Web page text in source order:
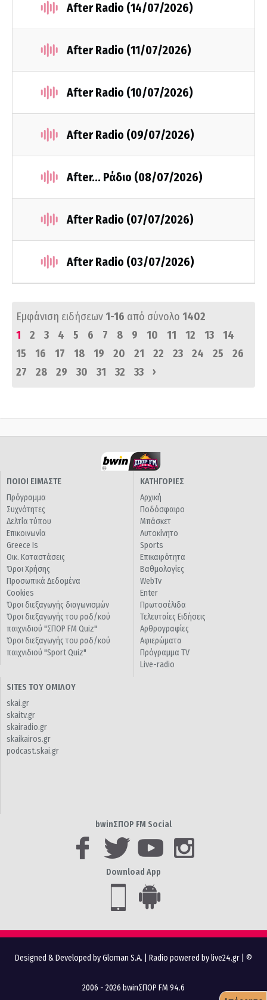
After Radio (14/07/2026)
After Radio (11/07/2026)
After Radio (10/07/2026)
After Radio (09/07/2026)
After... Ράδιο (08/07/2026)
After Radio (07/07/2026)
After Radio (03/07/2026)
Εμφάνιση ειδήσεων1-16 από σύνολο 1402
1
2 3 4 5 6 7 8 9 10 11 12 13
14
15
16 17 18 19 20 21 22 23 24 25
26
27
28 29 30 31 32 33 ›
ΠΟΙΟΙ ΕΙΜΑΣΤΕ
Πρόγραμμα
Συχνότητες
Δελτία τύπου
Επικοινωνία
Greece Is
Οικ. Καταστάσεις
Όροι Χρήσης
Προσωπικά Δεδομένα
Cookies
Όροι διεξαγωγής διαγωνισμών
Όροι διεξαγωγής του ραδ/κού
παιχνιδιού "ΣΠΟΡ FM Quiz"
Όροι διεξαγωγής του ραδ/κού
παιχνιδιού "Sport Quiz"
ΚΑΤΗΓΟΡΙΕΣ
Αρχική
Ποδόσφαιρο
Μπάσκετ
Αυτοκίνητο
Sports
Επικαιρότητα
Βαθμολογίες
WebTv
Enter
Πρωτοσέλιδα
Τελευταίες Ειδήσεις
Αρθρογραφίες
Αφιερώματα
Πρόγραμμα TV
Live-radio
SITES ΤΟΥ ΟΜΙΛΟΥ
skai.gr
skaitv.gr
skairadio.gr
skaikairos.gr
podcast.skai.gr
bwinΣΠΟΡ FM Social
Download App
Designed & Developed by Gloman S.A. Radio powered by live24.gr | ©
2006 - 2026 bwinΣΠΟΡ FM 94.6